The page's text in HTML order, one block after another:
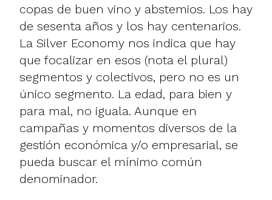
copas de buen vino y abstemios. Los hay
de sesenta años y los hay centenarios.
La Silver Economy nos indica que hay
que focalizar en esos (nota el plural)
segmentos y colectivos, pero no es un
único segmento. La edad, para bien y
para mal, no iguala. Aunque en
campañas y momentos diversos de la
gestión económica y/o empresarial, se
pueda buscar el mínimo común
denominador.